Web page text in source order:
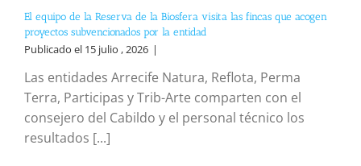
El equipo de la Reserva de la Biosfera visita las fincas que acogen
proyectos subvencionados por la entidad
Publicado el 15 julio , 2026 |
Las entidades Arrecife Natura, Reflota, Perma
Terra, Participas y Trib-Arte comparten con el
consejero del Cabildo y el personal técnico los
resultados [...]